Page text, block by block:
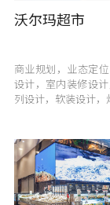
沃尔玛超市
商业规划，业态定
设计，室内装修设
列设计，软装设计，